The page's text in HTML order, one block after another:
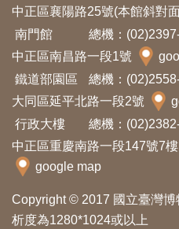
訊
教
育
活
動
出
版
文
中正區襄陽路25號(本館斜對
南門館
總機：
中正區南昌路一段1號
鐵道部園區
總機：
大同區延平北路一段2號
行政大樓
總機：
中正區重慶南路一段147號7
google map
Copyright © 2017 國立臺灣
析度為1280*1024或以上